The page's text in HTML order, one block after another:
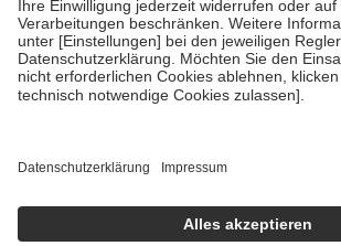
• Kindern und Jugendlichen bis zum
mit Ausnahme der Fahrkosten
• Untersuchungen zur Vorsorge und
GKV getragen werden
• empfohlenen Schutzimpfungen
Wir nutzen Trusted Shops als unabhängigen
getroffen, um sicherzustellen, dass es sich um
handelt. Mehr Informationen findest du hier: